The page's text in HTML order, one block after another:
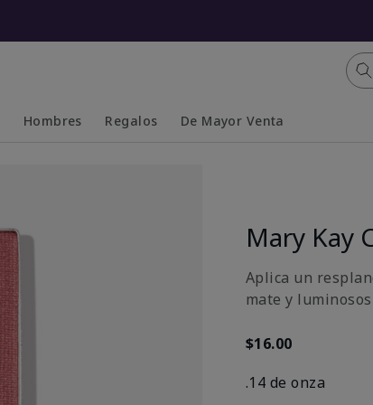
Hombres Regalos De Mayor Venta
Mary Kay
Aplica un
mate y
$16.00
.14 de onza